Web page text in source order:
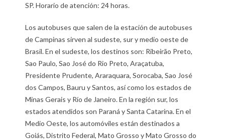
SP. Horario de atención: 24 horas.
Los autobuses que salen de la estación de autobuses
de Campinas sirven al sudeste, sur y medio oeste de
Brasil. En el sudeste, los destinos son: Ribeirão Preto,
Sao Paulo, Sao José do Rio Preto, Araçatuba,
Presidente Prudente, Araraquara, Sorocaba, Sao José
dos Campos, Bauru y Santos, así como los estados de
Minas Gerais y Río de Janeiro. En la región sur, los
estados atendidos son Paraná y Santa Catarina. En el
Medio Oeste, los automóviles están destinados a
Goiás, Distrito Federal, Mato Grosso y Mato Grosso do